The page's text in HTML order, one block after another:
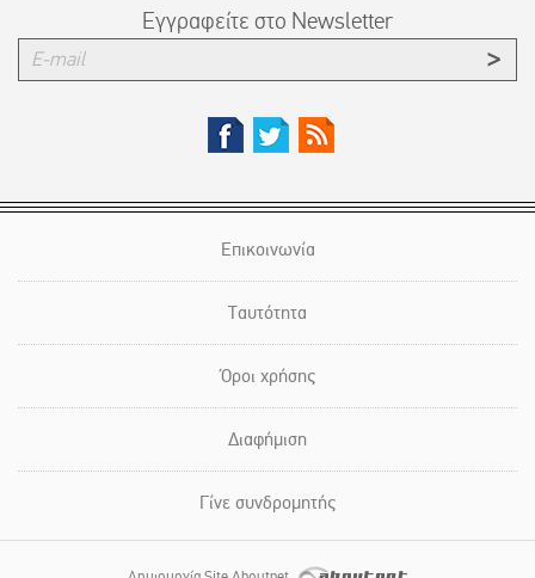
Εγγραφείτε στο Newsletter
Επικοινωνία
Ταυτότητα
Όροι χρήσης
Διαφήμιση
Γίνε συνδρομητής